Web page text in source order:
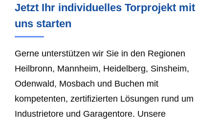
Jetzt Ihr individuelles Torprojekt mit
uns starten
Gerne unterstützen wir Sie in den Regionen
Heilbronn, Mannheim, Heidelberg, Sinsheim,
Odenwald, Mosbach und Buchen mit
kompetenten, zertifizierten Lösungen rund um
Industrietore und Garagentore. Unsere